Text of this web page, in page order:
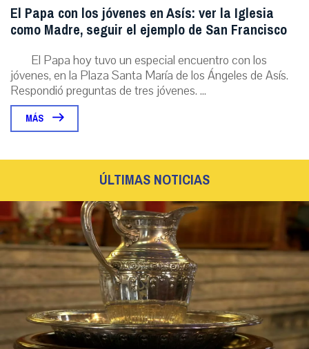
El Papa con los jóvenes en Asís: ver la Iglesia
como Madre, seguir el ejemplo de San Francisco
El Papa hoy tuvo un especial encuentro con los
jóvenes, en la Plaza Santa María de los Ángeles de Asís.
Respondió preguntas de tres jóvenes. ...
MÁS
ÚLTIMAS NOTICIAS